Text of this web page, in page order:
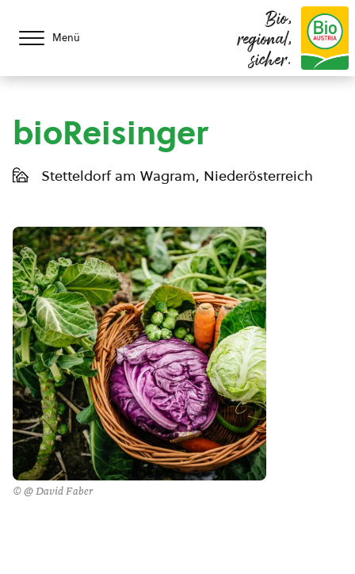
Menü
Bio,
regional,
sicher.
bioReisinger
Stetteldorf am Wagram, Niederösterreich
© @ David Faber